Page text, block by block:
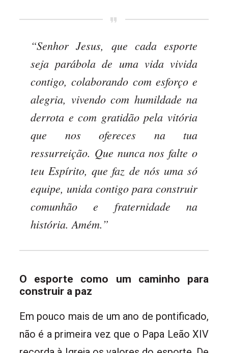
“Senhor Jesus, que cada esporte
seja parábola de uma vida vivida
contigo, colaborando com esforço e
alegria, vivendo com humildade na
derrota e com gratidão pela vitória
que nos ofereces na tua
ressurreição. Que nunca nos falte o
teu Espírito, que faz de nós uma só
equipe, unida contigo para construir
comunhão e fraternidade na
história. Amém.”
O esporte como um caminho para
construir a paz
Em pouco mais de um ano de pontificado,
não é a primeira vez que o Papa Leão XIV